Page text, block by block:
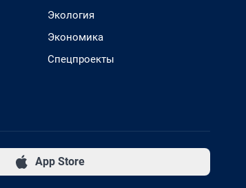
Экология
Экономика
Спецпроекты
App Store